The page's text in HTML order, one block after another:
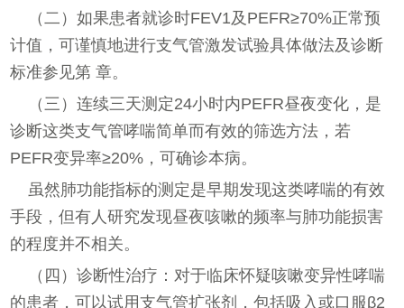
（二）如果患者就诊时FEV1及PEFR≥70%正常预
计值，可谨慎地进行支气管激发试验具体做法及诊断
标准参见第 章。
（三）连续三天测定24小时内PEFR昼夜变化，是
诊断这类支气管哮喘简单而有效的筛选方法，若
PEFR变异率≥20%，可确诊本病。
虽然肺功能指标的测定是早期发现这类哮喘的有效
手段，但有人研究发现昼夜咳嗽的频率与肺功能损害
的程度并不相关。
（四）诊断性治疗：对于临床怀疑咳嗽变异性哮喘
的患者，可以试用支气管扩张剂，包括吸入或口服β2